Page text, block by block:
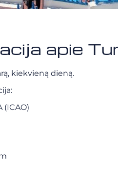
apie
kiekvieną dieną.
(ICAO)